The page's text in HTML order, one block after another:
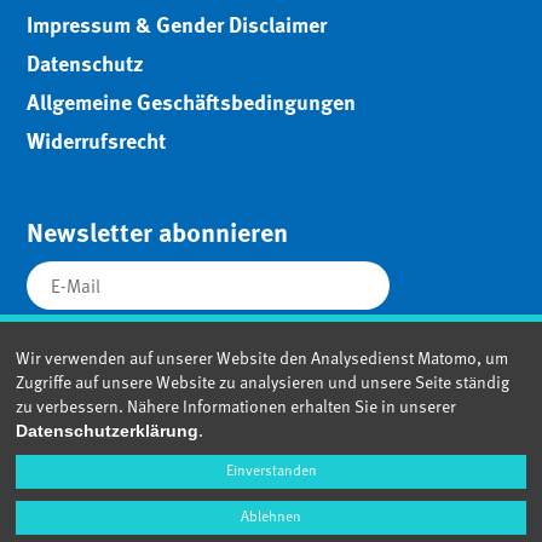
Wir verwenden auf unserer Website den Analysedienst Matomo, um
Zugriffe auf unsere Website zu analysieren und unsere Seite ständig
zu verbessern. Nähere Informationen erhalten Sie in unserer
Datenschutzerklärung.
Einverstanden
Ablehnen
Impressum & Gender Disclaimer
Datenschutz
Allgemeine Geschäftsbedingungen
Widerrufsrecht
Newsletter abonnieren